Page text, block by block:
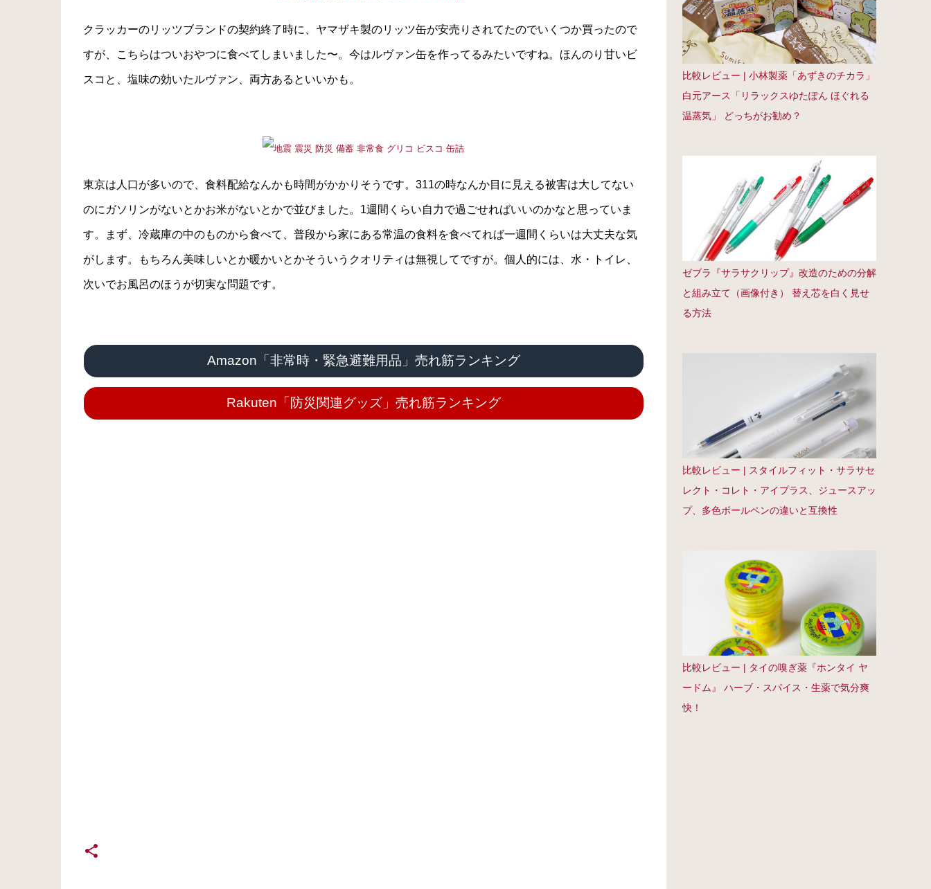
クラッカーのリッツブランドの契約終了時に、ヤマザキ製のリッツ缶が安売りされてたのでいくつか買ったので
すが、こちらはついおやつに食べてしまいました〜。今はルヴァン缶を作ってるみたいですね。ほんのり甘いビ
スコと、塩味の効いたルヴァン、両方あるといいかも。
東京は人口が多いので、食料配給なんかも時間がかかりそうです。311の時なんか目に見える被害は大してない
のにガソリンがないとかお米がないとかで並びました。1週間くらい自力で過ごせればいいのかなと思っていま
す。まず、冷蔵庫の中のものから食べて、普段から家にある常温の食料を食べてれば一週間くらいは大丈夫な気
がします。もちろん美味しいとか暖かいとかそういうクオリティは無視してですが。個人的には、水・トイレ、
次いでお風呂のほうが切実な問題です。
Amazon「非常時・緊急避難用品」売れ筋ランキング
Rakuten「防災関連グッズ」売れ筋ランキング
比較レビュー | 小林製薬「あずきのチカラ」
白元アース「リラックスゆたぽん ほぐれる
温蒸気」 どっちがお勧め？
ゼブラ『サラサクリップ』改造のための分解
と組み立て（画像付き） 替え芯を白く見せ
る方法
比較レビュー | スタイルフィット・サラサセ
レクト・コレト・アイプラス、ジュースアッ
プ、多色ボールペンの違いと互換性
比較レビュー | タイの嗅ぎ薬『ホンタイ ヤ
ードム』 ハーブ・スパイス・生薬で気分爽
快！